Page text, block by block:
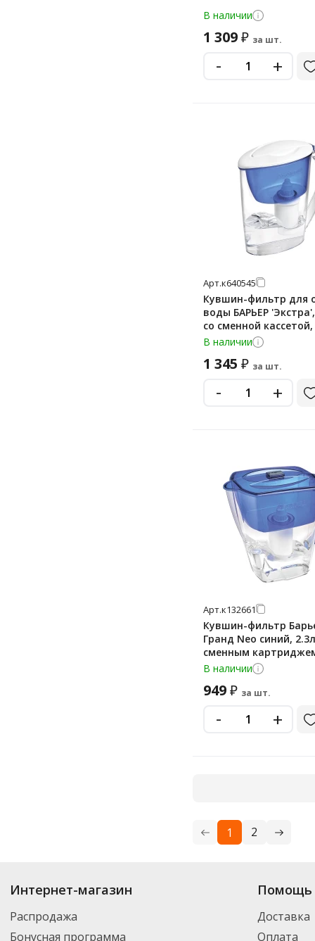
В наличии
1 309₽ за шт.
- +
Арт.к640545
Кувшин-фильтр для
воды БАРЬЕР
со сменной
В091Р45
В наличии
1 345 ₽ за шт.
- +
Арт.к132661
Кувшин-фильтр
Гранд Neo синий,
сменным
В наличии
949₽ за шт.
- +
1 2
Купить
. В ассортименте интернет-
выбрать нужный товар и добавить его в корзину для дальнейшего
транспортной компанией DPD. Для постоянных клиентов - скидка,
Интернет-магазин
Распродажа
Бонусная программа
Помощь
Доставка
Оплата